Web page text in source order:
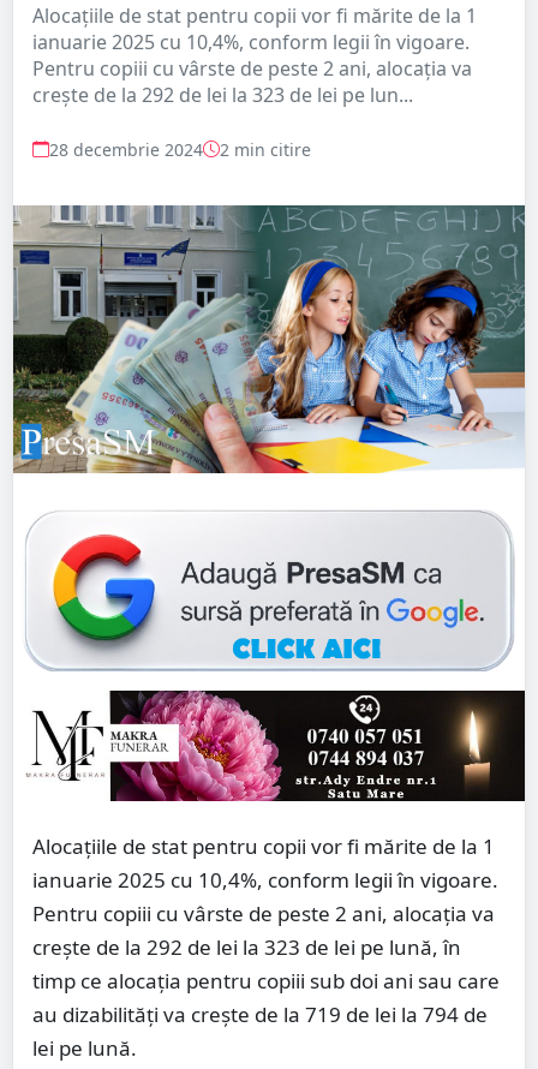
Alocațiile de stat pentru copii vor fi mărite de la 1
ianuarie 2025 cu 10,4%, conform legii în vigoare.
Pentru copiii cu vârste de peste 2 ani, alocația va
crește de la 292 de lei la 323 de lei pe lun...
28 decembrie 2024 2 min citire
Alocațiile de stat pentru copii vor fi mărite de la 1
ianuarie 2025 cu 10,4%, conform legii în vigoare.
Pentru copiii cu vârste de peste 2 ani, alocația va
crește de la 292 de lei la 323 de lei pe lună, în
timp ce alocația pentru copiii sub doi ani sau care
au dizabilități va crește de la 719 de lei la 794 de
lei pe lună.